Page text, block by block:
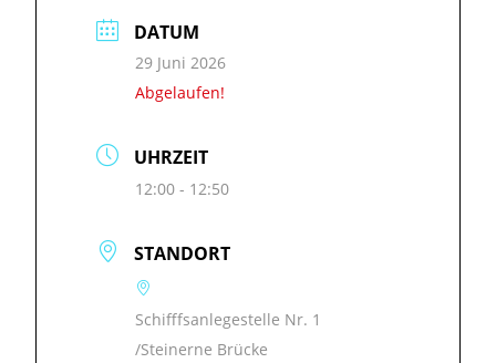
DATUM
29 Juni 2026
Abgelaufen!
UHRZEIT
12:00 - 12:50
STANDORT
Schifffsanlegestelle Nr. 1
/Steinerne Brücke